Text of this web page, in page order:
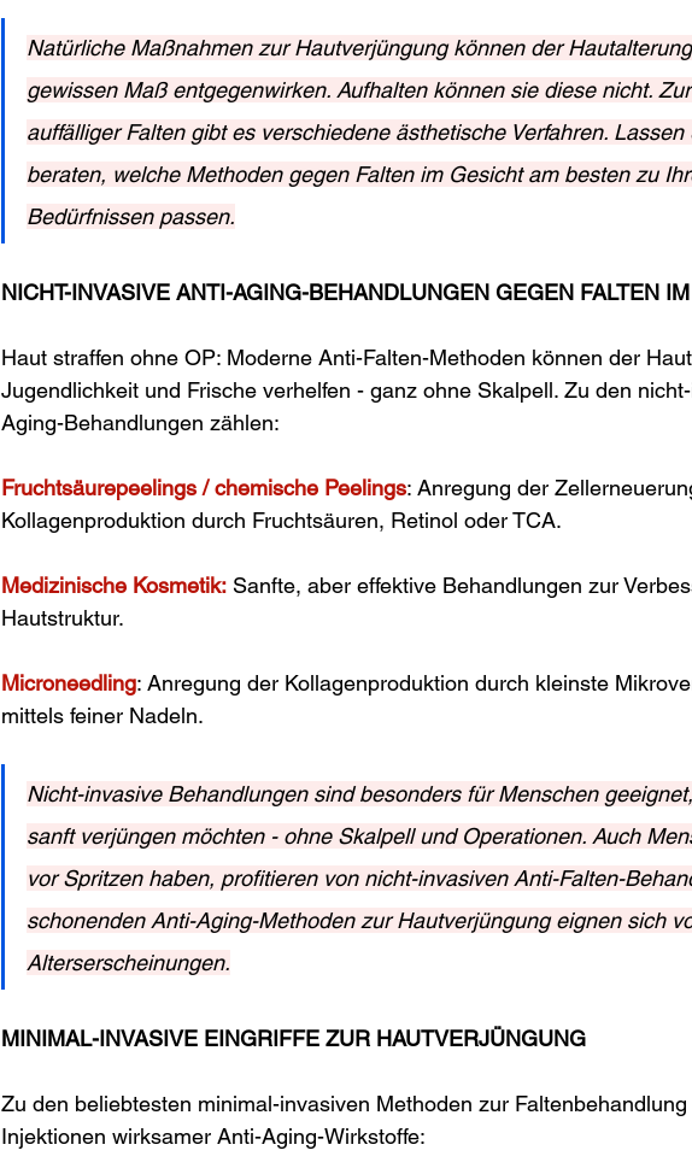
Natürliche Maßnahmen zur Hautverjüngung können der
gewissen Maß entgegenwirken. Aufhalten können sie diese nicht.
auffälliger Falten gibt es verschiedene ästhetische Verfahren.
beraten, welche Methoden gegen Falten im Gesicht am besten zu
Bedürfnissen passen.
NICHT-INVASIVE ANTI-AGING-BEHANDLUNGEN GEGEN FALTEN
Haut straffen ohne OP: Moderne Anti-Falten-Methoden können der
Jugendlichkeit und Frische verhelfen - ganz ohne Skalpell. Zu den
Aging-Behandlungen zählen:
Fruchtsäurepeelings / chemische Peelings: Anregung der
Kollagenproduktion durch Fruchtsäuren, Retinol oder TCA.
Medizinische Kosmetik: Sanfte, aber effektive Behandlungen zur
Hautstruktur.
Microneedling: Anregung der Kollagenproduktion durch kleinste
mittels feiner Nadeln.
Nicht-invasive Behandlungen sind besonders für Menschen
sanft verjüngen möchten - ohne Skalpell und Operationen. Auch
vor Spritzen haben, profitieren von nicht-invasiven Anti-Falten-
schonenden Anti-Aging-Methoden zur Hautverjüngung eignen sich
Alterserscheinungen.
MINIMAL-INVASIVE EINGRIFFE ZUR HAUTVERJÜNGUNG
Zu den beliebtesten minimal-invasiven Methoden zur
Injektionen wirksamer Anti-Aging-Wirkstoffe: